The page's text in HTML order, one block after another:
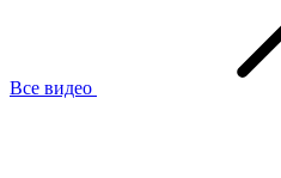
Все видео